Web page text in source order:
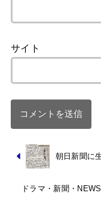
サイト
朝日新聞に
ドラマ・新聞・